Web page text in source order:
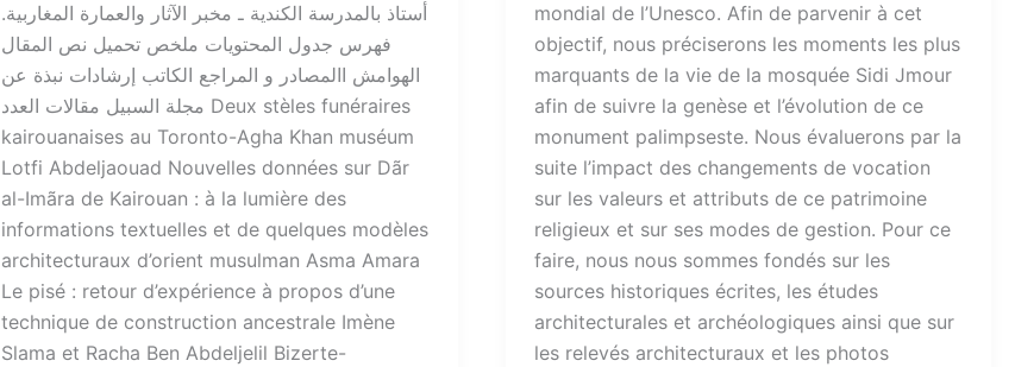
أستاذ بالمدرسة الكندية ـ مخبر الآثار والعمارة المغاربية.
فهرس جدول المحتويات ملخص تحميل نص المقال
الهوامش االمصادر و المراجع الكاتب إرشادات نبذة عن
مجلة السبيل مقالات العدد Deux stèles funéraires
kairouanaises au Toronto-Agha Khan muséum
Lotfi Abdeljaouad Nouvelles données sur Dãr
al-Imãra de Kairouan : à la lumière des
informations textuelles et de quelques modèles
architecturaux d’orient musulman Asma Amara
Le pisé : retour d’expérience à propos d’une
technique de construction ancestrale Imène
Slama et Racha Ben Abdeljelil Bizerte-
mondial de l’Unesco. Afin de parvenir à cet
objectif, nous préciserons les moments les plus
marquants de la vie de la mosquée Sidi Jmour
afin de suivre la genèse et l’évolution de ce
monument palimpseste. Nous évaluerons par la
suite l’impact des changements de vocation
sur les valeurs et attributs de ce patrimoine
religieux et sur ses modes de gestion. Pour ce
faire, nous nous sommes fondés sur les
sources historiques écrites, les études
architecturales et archéologiques ainsi que sur
les relevés architecturaux et les photos